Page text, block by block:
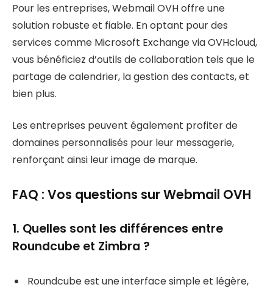
Pour les entreprises, Webmail OVH offre une
solution robuste et fiable. En optant pour des
services comme Microsoft Exchange via OVHcloud,
vous bénéficiez d’outils de collaboration tels que le
partage de calendrier, la gestion des contacts, et
bien plus.
Les entreprises peuvent également profiter de
domaines personnalisés pour leur messagerie,
renforçant ainsi leur image de marque.
FAQ : Vos questions sur Webmail OVH
1. Quelles sont les différences entre
Roundcube et Zimbra ?
Roundcube est une interface simple et légère,